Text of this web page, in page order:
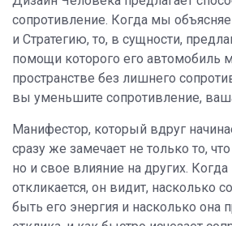
сопротивление. Когда мы
и Стратегию, то, в сущности,
помощи которого его автомобиль
пространстве без лишнего
вы уменьшите сопротивление,
Манифестор, который вдруг
сразу же замечает не только то,
но и свое влияние на других. Когда
откликается, он видит, насколько
быть его энергия и насколько она